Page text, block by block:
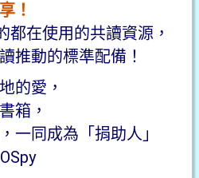
！
都在使用的共讀資源，
推動的標準配備！
的愛，
箱，
一同成為「捐助人」